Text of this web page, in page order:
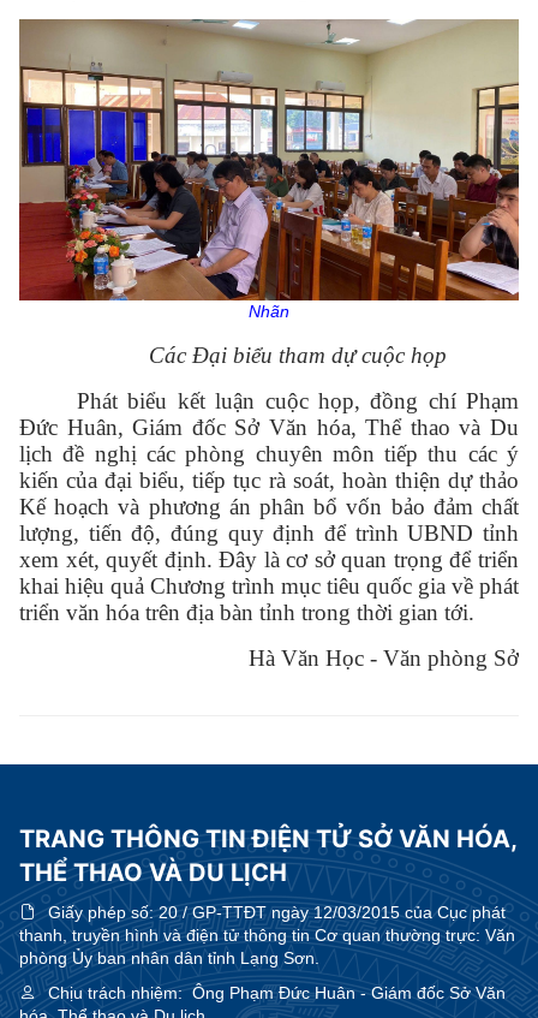
Nhãn
Các Đại biểu tham dự cuộc họp
Phát biểu kết luận cuộc họp, đồng chí Phạm
Đức Huân, Giám đốc Sở Văn hóa, Thể thao và Du
lịch đề nghị các phòng chuyên môn tiếp thu các ý
kiến của đại biểu, tiếp tục rà soát, hoàn thiện dự thảo
Kế hoạch và phương án phân bổ vốn bảo đảm chất
lượng, tiến độ, đúng quy định để trình UBND tỉnh
xem xét, quyết định. Đây là cơ sở quan trọng để triển
khai hiệu quả Chương trình mục tiêu quốc gia về phát
triển văn hóa trên địa bàn tỉnh trong thời gian tới.
Hà Văn Học - Văn phòng Sở
TRANG THÔNG TIN ĐIỆN TỬ SỞ VĂN HÓA,
THỂ THAO VÀ DU LỊCH
Giấy phép số:20 / GP-TTĐT ngày 12/03/2015 của Cục phát
thanh, truyền hình và điện tử thông tin Cơ quan thường trực: Văn
phòng Ủy ban nhân dân tỉnh Lạng Sơn.
Chịu trách nhiệm:Ông Phạm Đức Huân - Giám đốc Sở Văn